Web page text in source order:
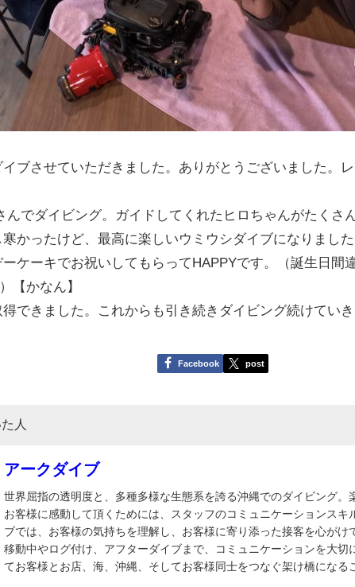
ブさせていただきました。ありがとうございました。
んでダイビング。ガイドしてくれたヒロちゃんがたくさ
かったけど、最高に楽しいウミウシダイブになりまし
ケーキでお祝いしてもらってHAPPYです。（誕生日間
【かなん】
できました。これからも引き続きダイビング続けてい
Facebook post
人
アークダイブ
世界屈指の透明度と、多種多様な生態系を誇る沖縄でのダイビング。
お客様に感動して頂くためには、スタッフのコミュニケーションスキ
ブでは、お客様の気持ちを理解し、お客様に寄り添った接客を心がけ
移動中やログ付け、アフターダイブまで、コミュニケーションを大切
てお客様とお店、海、沖縄、そしてお客様同士をつなぐ架け橋になる